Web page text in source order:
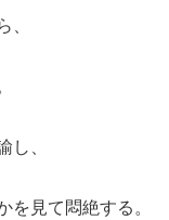
、
し、
を見て悶絶する。